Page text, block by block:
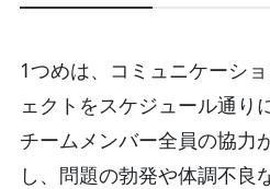
1つめは、コミュニケーシ
ェクトをスケジュール通り
チームメンバー全員の協力
し、問題の勃発や体調不良